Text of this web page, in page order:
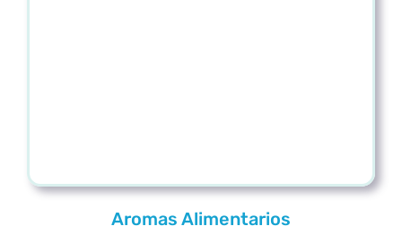
Aromas Alimentarios